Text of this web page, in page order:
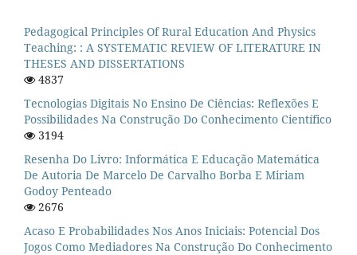
Pedagogical Principles Of Rural Education And Physics
Teaching: : A SYSTEMATIC REVIEW OF LITERATURE IN
THESES AND DISSERTATIONS
4837
Tecnologias Digitais No Ensino De Ciências: Reflexões E
Possibilidades Na Construção Do Conhecimento Científico
3194
Resenha Do Livro: Informática E Educação Matemática
De Autoria De Marcelo De Carvalho Borba E Miriam
Godoy Penteado
2676
Acaso E Probabilidades Nos Anos Iniciais: Potencial Dos
Jogos Como Mediadores Na Construção Do Conhecimento